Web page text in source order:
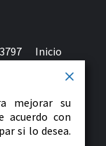
Inicio
com
mejorar su
acuerdo con
si lo desea.